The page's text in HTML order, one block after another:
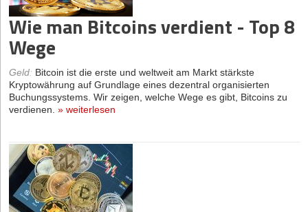
Wie man Bitcoins verdient - Top 8
Wege
Geld: Bitcoin ist die erste und weltweit am Markt stärkste
Kryptowährung auf Grundlage eines dezentral organisierten
Buchungssystems. Wir zeigen, welche Wege es gibt, Bitcoins zu
verdienen. » weiterlesen